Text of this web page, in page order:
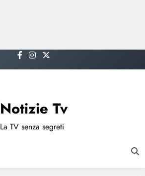
Notizie Tv
La TV senza segreti